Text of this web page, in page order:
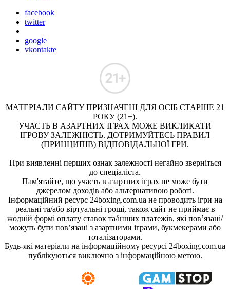
facebook
twitter
google
vkontakte
МАТЕРІАЛИ САЙТУ ПРИЗНАЧЕНІ ДЛЯ ОСІБ СТАРШЕ 21
РОКУ (21+).
УЧАСТЬ В АЗАРТНИХ ІГРАХ МОЖЕ ВИКЛИКАТИ
ІГРОВУ ЗАЛЕЖНІСТЬ. ДОТРИМУЙТЕСЬ ПРАВИЛ
(ПРИНЦИПІВ) ВІДПОВІДАЛЬНОЇ ГРИ.
При виявленні перших ознак залежності негайно зверніться
до спеціаліста.
Пам'ятайте, що участь в азартних іграх не може бути
джерелом доходів або альтернативою роботі.
Інформаційний ресурс 24boxing.com.ua не проводить ігри на
реальні та/або віртуальні гроші, також сайт не приймає в
жодній формі оплату ставок та/інших платежів, які пов’язані/
можуть бути пов’язані з азартними іграми, букмекерами або
тоталізаторами.
Будь-які матеріали на інформаційному ресурсі 24boxing.com.ua
публікуються виключно з інформаційною метою.